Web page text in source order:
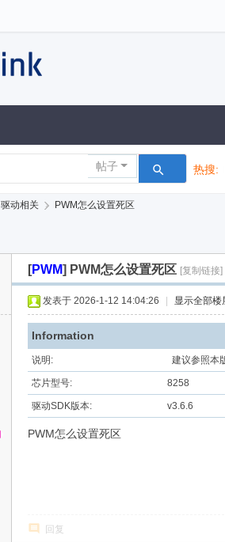
帖子 热搜:
驱动相关 › PWM怎么设置死区
[PWM] PWM怎么设置死区 [复制链接]
发表于 2026-1-12 14:04:26 显示全部楼
Information
说明: 建议参照本
芯片型号: 8258
驱动SDK版本: v3.6.6
PWM怎么设置死区
回复